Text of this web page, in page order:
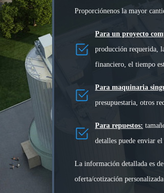
Proporciónenos la mayor
Para un proyecto
producción requerida,
financiero, el tiempo
Para maquinaria
presupuestaria, otros
Para repuestos:
detalles puede enviar
La información detallada es
oferta/cotización